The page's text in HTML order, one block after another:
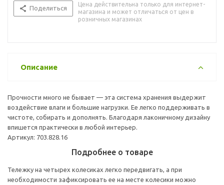
Поделиться
Цена действительна только для интернет-
магазина и может отличаться от цен в
розничных магазинах
Описание
Прочности много не бывает — эта система хранения выдержит
воздействие влаги и большие нагрузки. Ее легко поддерживать в
чистоте, собирать и дополнять. Благодаря лаконичному дизайну
впишется практически в любой интерьер.
Артикул: 703.828.16
Подробнее о товаре
Тележку на четырех колесиках легко передвигать, а при
необходимости зафиксировать ее на месте колесики можно